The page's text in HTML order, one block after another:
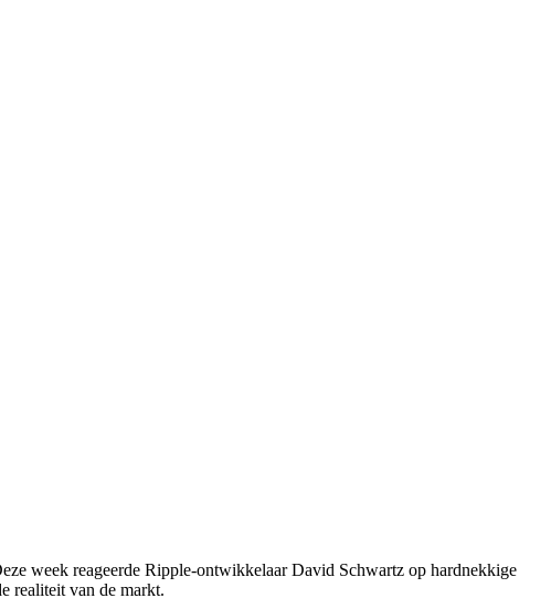
week reageerde Ripple-ontwikkelaar David Schwartz op hardnekkige
realiteit van de markt.